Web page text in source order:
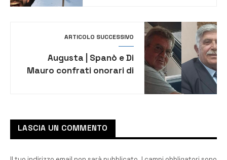
ARTICOLO SUCCESSIVO
Augusta | Spanò e Di
Mauro confrati onorari di
LASCIA UN COMMENTO